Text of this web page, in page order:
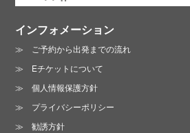
インフォメーション
ご予約から出発までの流れ
Eチケットについて
個人情報保護方針
プライバシーポリシー
勧誘方針